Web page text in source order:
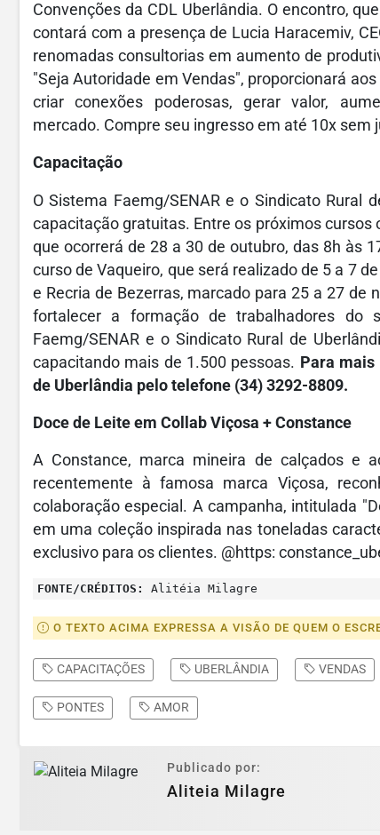
Convenções da CDL Uberlândia. O encontro,
contará com a presença de Lucia Haracemiv,
renomadas consultorias em aumento de
"Seja Autoridade em Vendas", proporcionará
criar conexões poderosas, gerar valor,
mercado. Compre seu ingresso em até 10x sem
Capacitação
O Sistema Faemg/SENAR e o Sindicato Rural
capacitação gratuitas. Entre os próximos
que ocorrerá de 28 a 30 de outubro, das 8h às
curso de Vaqueiro, que será realizado de 5 a 7
e Recria de Bezerras, marcado para 25 a 27 de
fortalecer a formação de trabalhadores do
Faemg/SENAR e o Sindicato Rural de
capacitando mais de 1.500 pessoas. Para mais
de Uberlândia pelo telefone (34) 3292-8809.
Doce de Leite em Collab Viçosa + Constance
A Constance, marca mineira de calçados e
recentemente à famosa marca Viçosa,
colaboração especial. A campanha, intitulada
em uma coleção inspirada nas toneladas
exclusivo para os clientes. @https:
FONTE/CRÉDITOS: Alitéia Milagre
O TEXTO ACIMA EXPRESSA A VISÃO DE QUEM O
CAPACITAÇÕES UBERLÂNDIA VENDAS
PONTES AMOR
Publicado por:
Aliteia Milagre